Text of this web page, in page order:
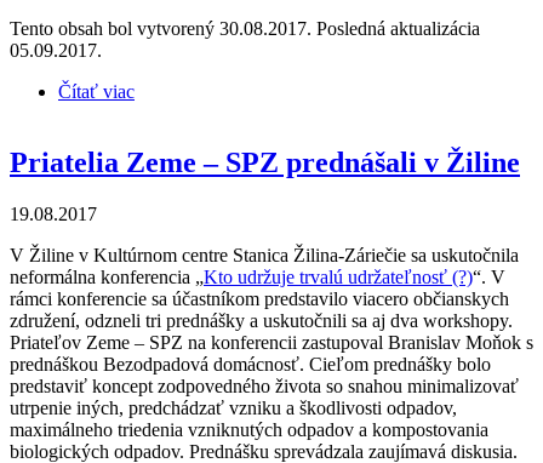
Tento obsah bol vytvorený 30.08.2017. Posledná aktualizácia
05.09.2017.
Čítať viac
Priatelia Zeme – SPZ prednášali v Žiline
19.08.2017
V Žiline v Kultúrnom centre Stanica Žilina-Záriečie sa uskutočnila
neformálna konferencia „Kto udržuje trvalú udržateľnosť (?)“. V
rámci konferencie sa účastníkom predstavilo viacero občianskych
združení, odzneli tri prednášky a uskutočnili sa aj dva workshopy.
Priateľov Zeme – SPZ na konferencii zastupoval Branislav Moňok s
prednáškou Bezodpadová domácnosť. Cieľom prednášky bolo
predstaviť koncept zodpovedného života so snahou minimalizovať
utrpenie iných, predchádzať vzniku a škodlivosti odpadov,
maximálneho triedenia vzniknutých odpadov a kompostovania
biologických odpadov. Prednášku sprevádzala zaujímavá diskusia.